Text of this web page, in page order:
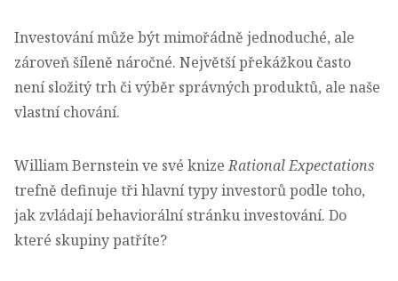
Investování může být mimořádně jednoduché, ale
zároveň šíleně náročné. Největší překážkou často
není složitý trh či výběr správných produktů, ale naše
vlastní chování.
William Bernstein ve své knizeRational Expectations
trefně definuje tři hlavní typy investorů podle toho,
jak zvládají behaviorální stránku investování. Do
které skupiny patříte?